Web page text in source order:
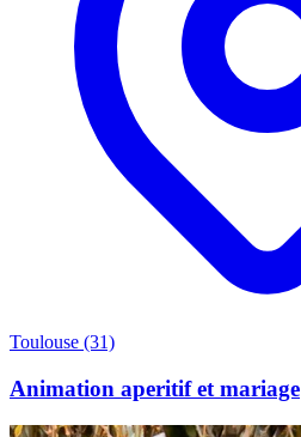
Toulouse (31)
Animation aperitif et mariage